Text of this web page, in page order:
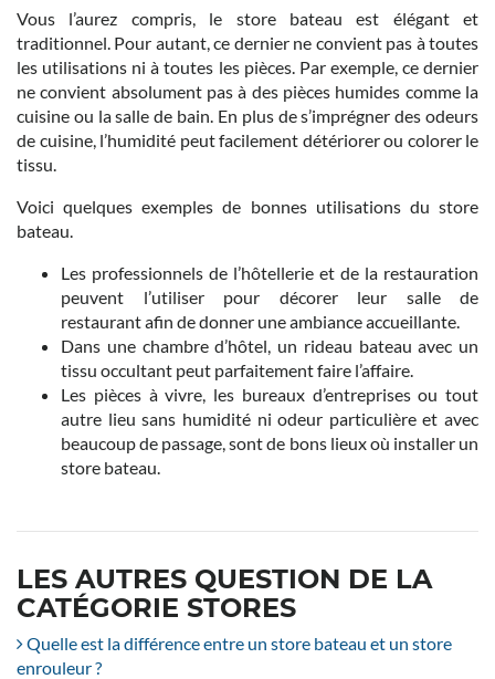
Vous l’aurez compris, le store bateau est élégant et
traditionnel. Pour autant, ce dernier ne convient pas à toutes
les utilisations ni à toutes les pièces. Par exemple, ce dernier
ne convient absolument pas à des pièces humides comme la
cuisine ou la salle de bain. En plus de s’imprégner des odeurs
de cuisine, l’humidité peut facilement détériorer ou colorer le
tissu.
Voici quelques exemples de bonnes utilisations du store
bateau.
Les professionnels de l’hôtellerie et de la restauration
peuvent l’utiliser pour décorer leur salle de
restaurant afin de donner une ambiance accueillante.
Dans une chambre d’hôtel, un rideau bateau avec un
tissu occultant peut parfaitement faire l’affaire.
Les pièces à vivre, les bureaux d’entreprises ou tout
autre lieu sans humidité ni odeur particulière et avec
beaucoup de passage, sont de bons lieux où installer un
store bateau.
LES AUTRES QUESTION DE LA
CATÉGORIE STORES
Quelle est la différence entre un store bateau et un store
enrouleur ?